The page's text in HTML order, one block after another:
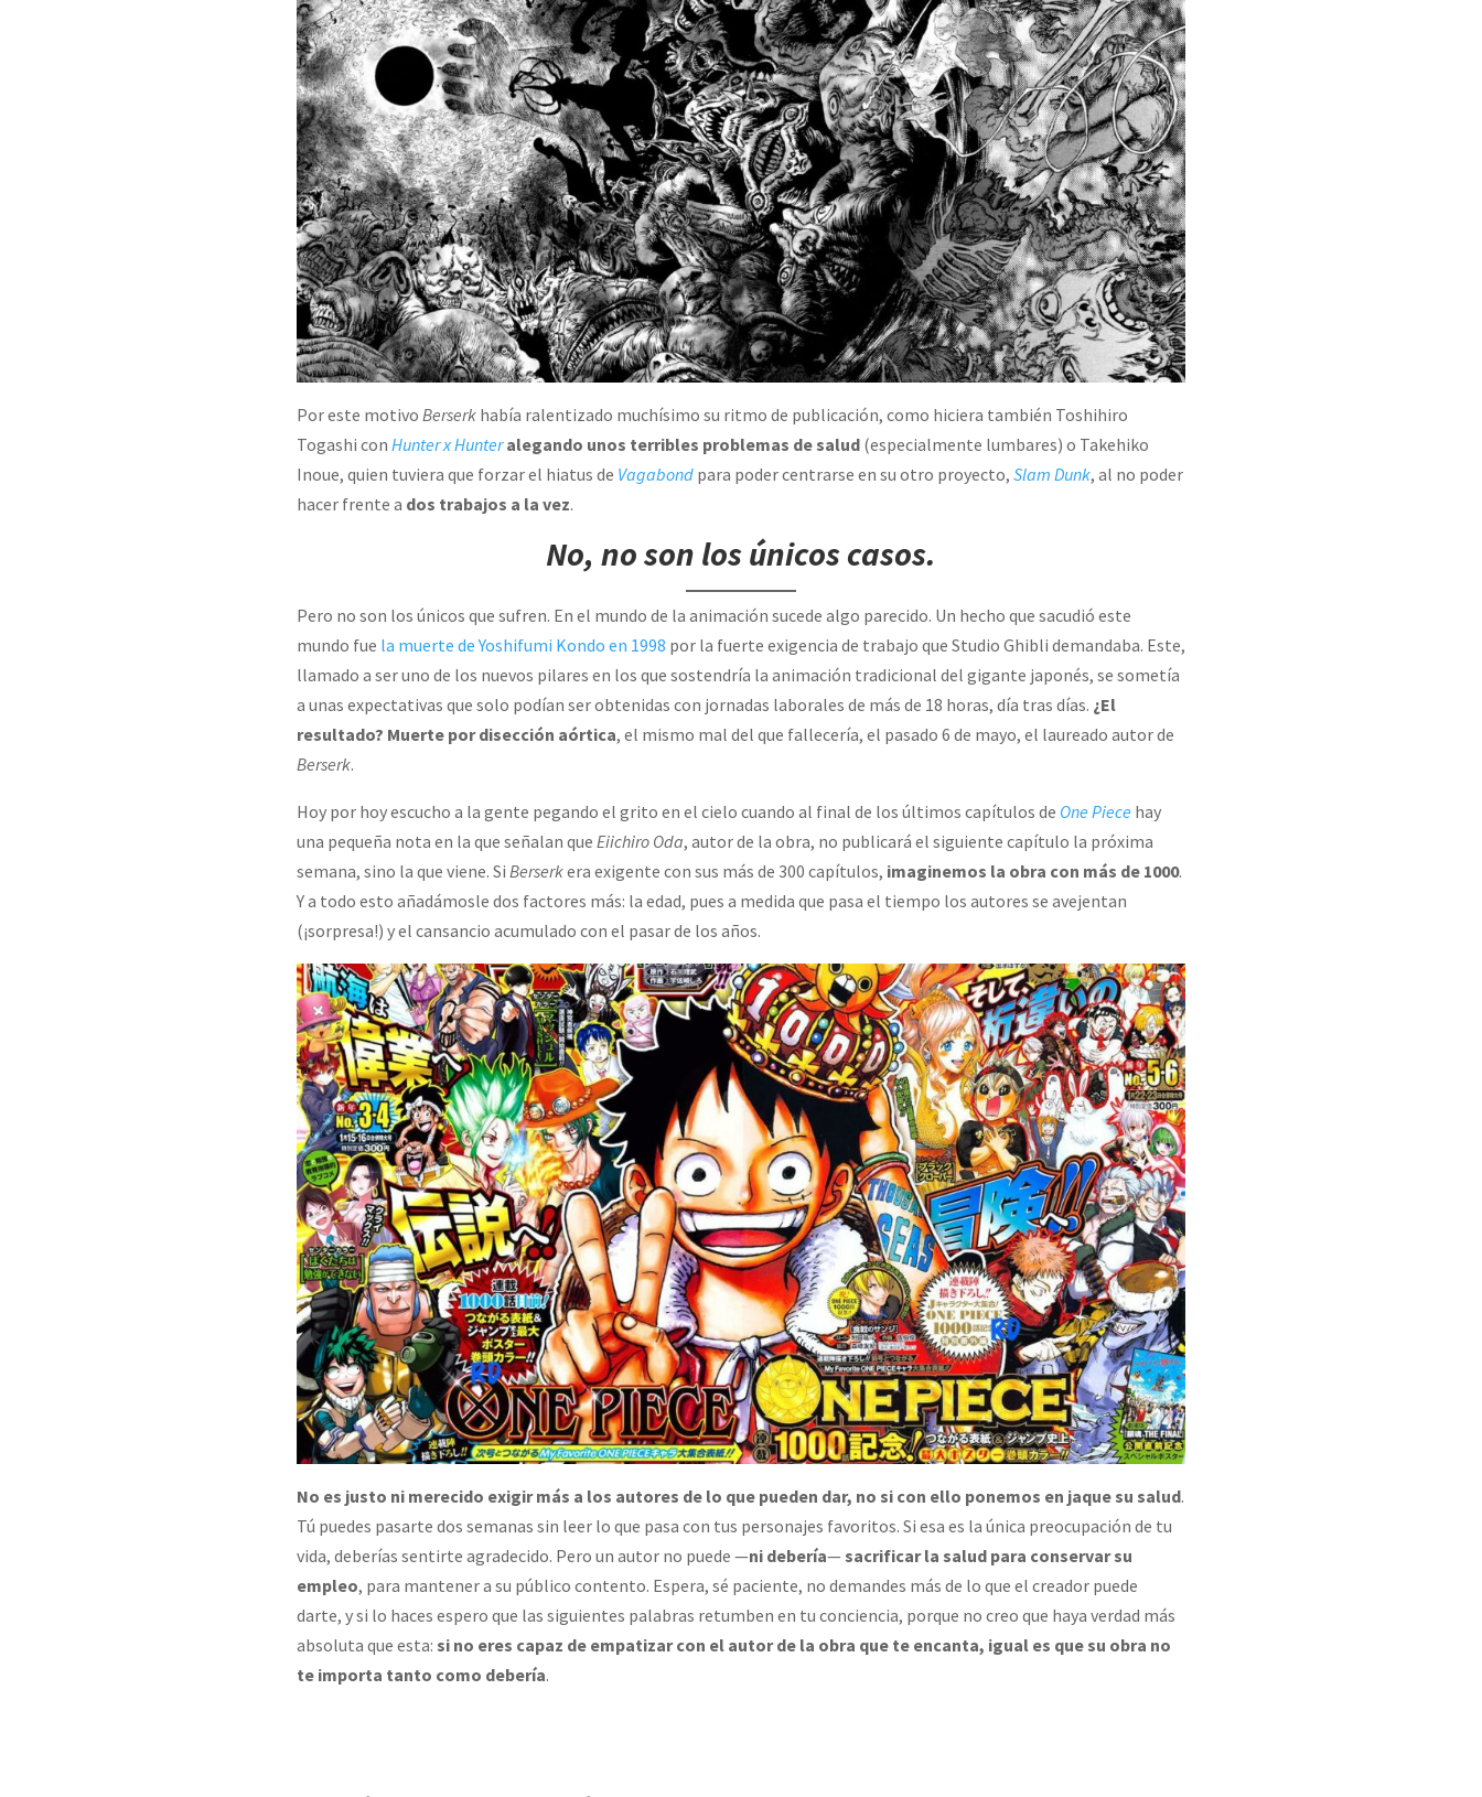
Por este motivo Berserkhabía ralentizado muchísimo su ritmo de publicación, como hiciera también Toshihiro
Togashi con Hunter x Hunter alegando unos terribles problemas de salud(especialmente lumbares) o Takehiko
Inoue, quien tuviera que forzar el hiatus de Vagabondpara poder centrarse en su otro proyecto, Slam Dunk, al no poder
hacer frente a dos trabajos a la vez.
No, no son los únicos casos.
Pero no son los únicos que sufren. En el mundo de la animación sucede algo parecido. Un hecho que sacudió este
mundo fue la muerte de Yoshifumi Kondo en 1998 por la fuerte exigencia de trabajo que Studio Ghibli demandaba. Este,
llamado a ser uno de los nuevos pilares en los que sostendría la animación tradicional del gigante japonés, se sometía
a unas expectativas que solo podían ser obtenidas con jornadas laborales de más de 18 horas, día tras días. ¿El
resultado? Muerte por disección aórtica, el mismo mal del que fallecería, el pasado 6 de mayo, el laureado autor de
Berserk.
Hoy por hoy escucho a la gente pegando el grito en el cielo cuando al final de los últimos capítulos de One Piece hay
una pequeña nota en la que señalan que Eiichiro Oda, autor de la obra, no publicará el siguiente capítulo la próxima
semana, sino la que viene. Si Berserkera exigente con sus más de 300 capítulos, imaginemos la obra con más de 1000.
Y a todo esto añadámosle dos factores más: la edad, pues a medida que pasa el tiempo los autores se avejentan
(¡sorpresa!) y el cansancio acumulado con el pasar de los años.
No es justo ni merecido exigir más a los autores de lo que pueden dar, no si con ello ponemos en jaque su salud.
Tú puedes pasarte dos semanas sin leer lo que pasa con tus personajes favoritos. Si esa es la única preocupación de tu
vida, deberías sentirte agradecido. Pero un autor no puede —ni debería— sacrificar la salud para conservar su
empleo, para mantener a su público contento. Espera, sé paciente, no demandes más de lo que el creador puede
darte, y si lo haces espero que las siguientes palabras retumben en tu conciencia, porque no creo que haya verdad más
absoluta que esta: si no eres capaz de empatizar con el autor de la obra que te encanta, igual es que su obra no
te importa tanto como debería.